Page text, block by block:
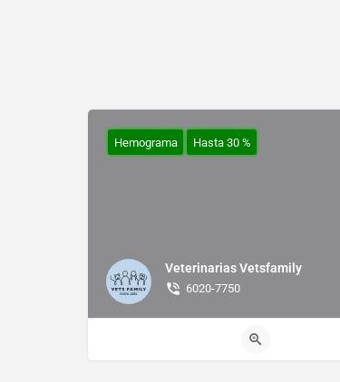
Veterinarias Vetsfamily
6020-7750
Hemograma Hasta 30 %